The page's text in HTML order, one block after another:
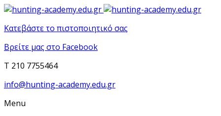
Κατεβάστε το πιστοποιητικό σας
Βρείτε μας στο Facebook
T 210 7755464
info@hunting-academy.edu.gr
Menu